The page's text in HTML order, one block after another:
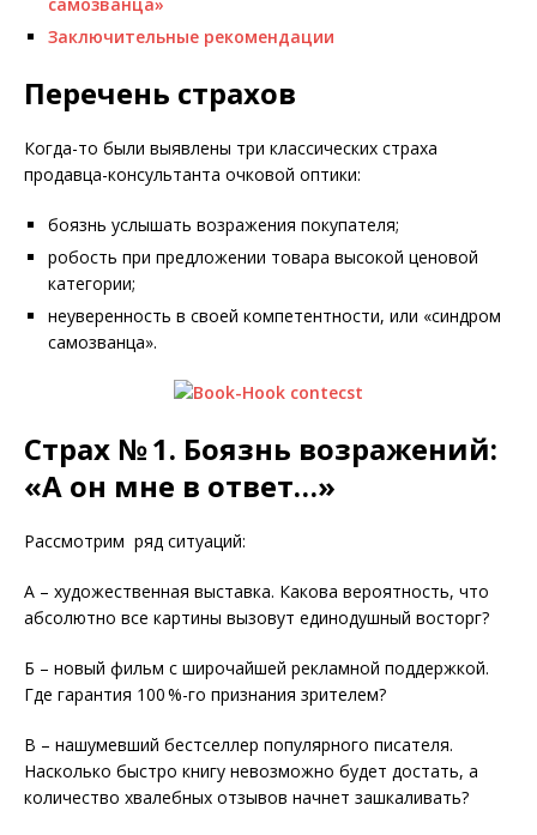
Заключительные рекомендации
Перечень страхов
Когда-то были выявлены три классических страха
продавца-консультанта очковой оптики:
боязнь услышать возражения покупателя;
робость при предложении товара высокой ценовой
категории;
неуверенность в своей компетентности, или «синдром
самозванца».
Страх № 1. Боязнь возражений:
«А он мне в ответ…»
Рассмотрим ряд ситуаций:
А – художественная выставка. Какова вероятность, что
абсолютно все картины вызовут единодушный восторг?
Б – новый фильм с широчайшей рекламной поддержкой.
Где гарантия 100 %-го признания зрителем?
В – нашумевший бестселлер популярного писателя.
Насколько быстро книгу невозможно будет достать, а
количество хвалебных отзывов начнет зашкаливать?